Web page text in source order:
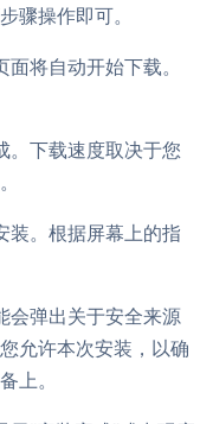
骤操作即可。
将自动开始下载。
。下载速度取决于您
装。根据屏幕上的指
会弹出关于安全来源
允许本次安装，以确
上。